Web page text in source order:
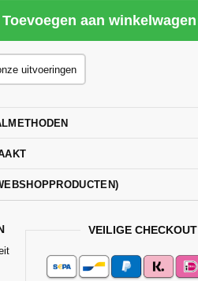
Toevoegen aan winkelwagen
uitvoeringen
VEILIGE CHECKOUT